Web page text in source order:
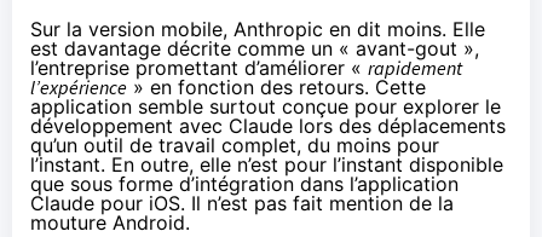
Sur la version mobile, Anthropic en dit moins. Elle
est davantage décrite comme un « avant-gout »,
l’entreprise promettant d’améliorer « rapidement
l’expérience » en fonction des retours. Cette
application semble surtout conçue pour explorer le
développement avec Claude lors des déplacements
qu’un outil de travail complet, du moins pour
l’instant. En outre, elle n’est pour l’instant disponible
que sous forme d’intégration dans l’application
Claude pour iOS. Il n’est pas fait mention de la
mouture Android.